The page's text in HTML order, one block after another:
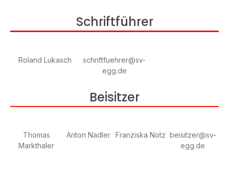
Schriftführer
Roland Lukasch
schriftfuehrer@sv-
egg.de
Beisitzer
Thomas
Markthaler
Anton Nadler Franziska Notz beisitzer@sv-
egg.de